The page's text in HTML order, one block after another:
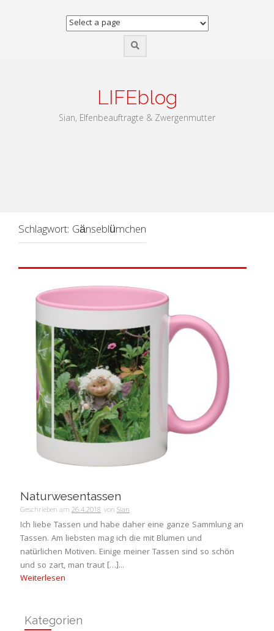
LIFEblog
Sian, Elfenbeauftragte & Zwergenmutter
Schlagwort: Gänseblümchen
Naturwesentassen
Geschrieben am 26.4.2018 von Sian
Ich liebe Tassen und habe daher eine ganze Sammlung an
Tassen. Am liebsten mag ich die mit Blumen und
natürlichen Motiven. Einige meiner Tassen sind so schön
und so zart, man traut […]...
Weiterlesen
Kategorien